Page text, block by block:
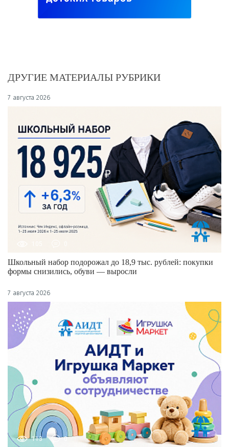
ДРУГИЕ МАТЕРИАЛЫ РУБРИКИ
7 августа 2026
Школьный набор подорожал до 18,9 тыс. рублей: покупки
формы снизились, обуви — выросли
7 августа 2026
113 0